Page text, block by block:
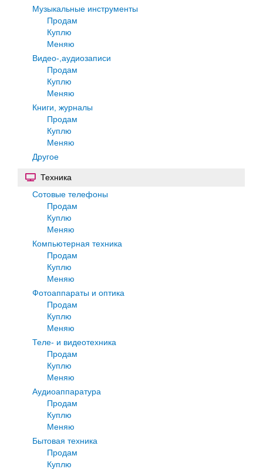
Музыкальные инструменты
Продам
Куплю
Меняю
Видео-,аудиозаписи
Продам
Куплю
Меняю
Книги, журналы
Продам
Куплю
Меняю
Другое
Техника
Сотовые телефоны
Продам
Куплю
Меняю
Компьютерная техника
Продам
Куплю
Меняю
Фотоаппараты и оптика
Продам
Куплю
Меняю
Теле- и видеотехника
Продам
Куплю
Меняю
Аудиоаппаратура
Продам
Куплю
Меняю
Бытовая техника
Продам
Куплю